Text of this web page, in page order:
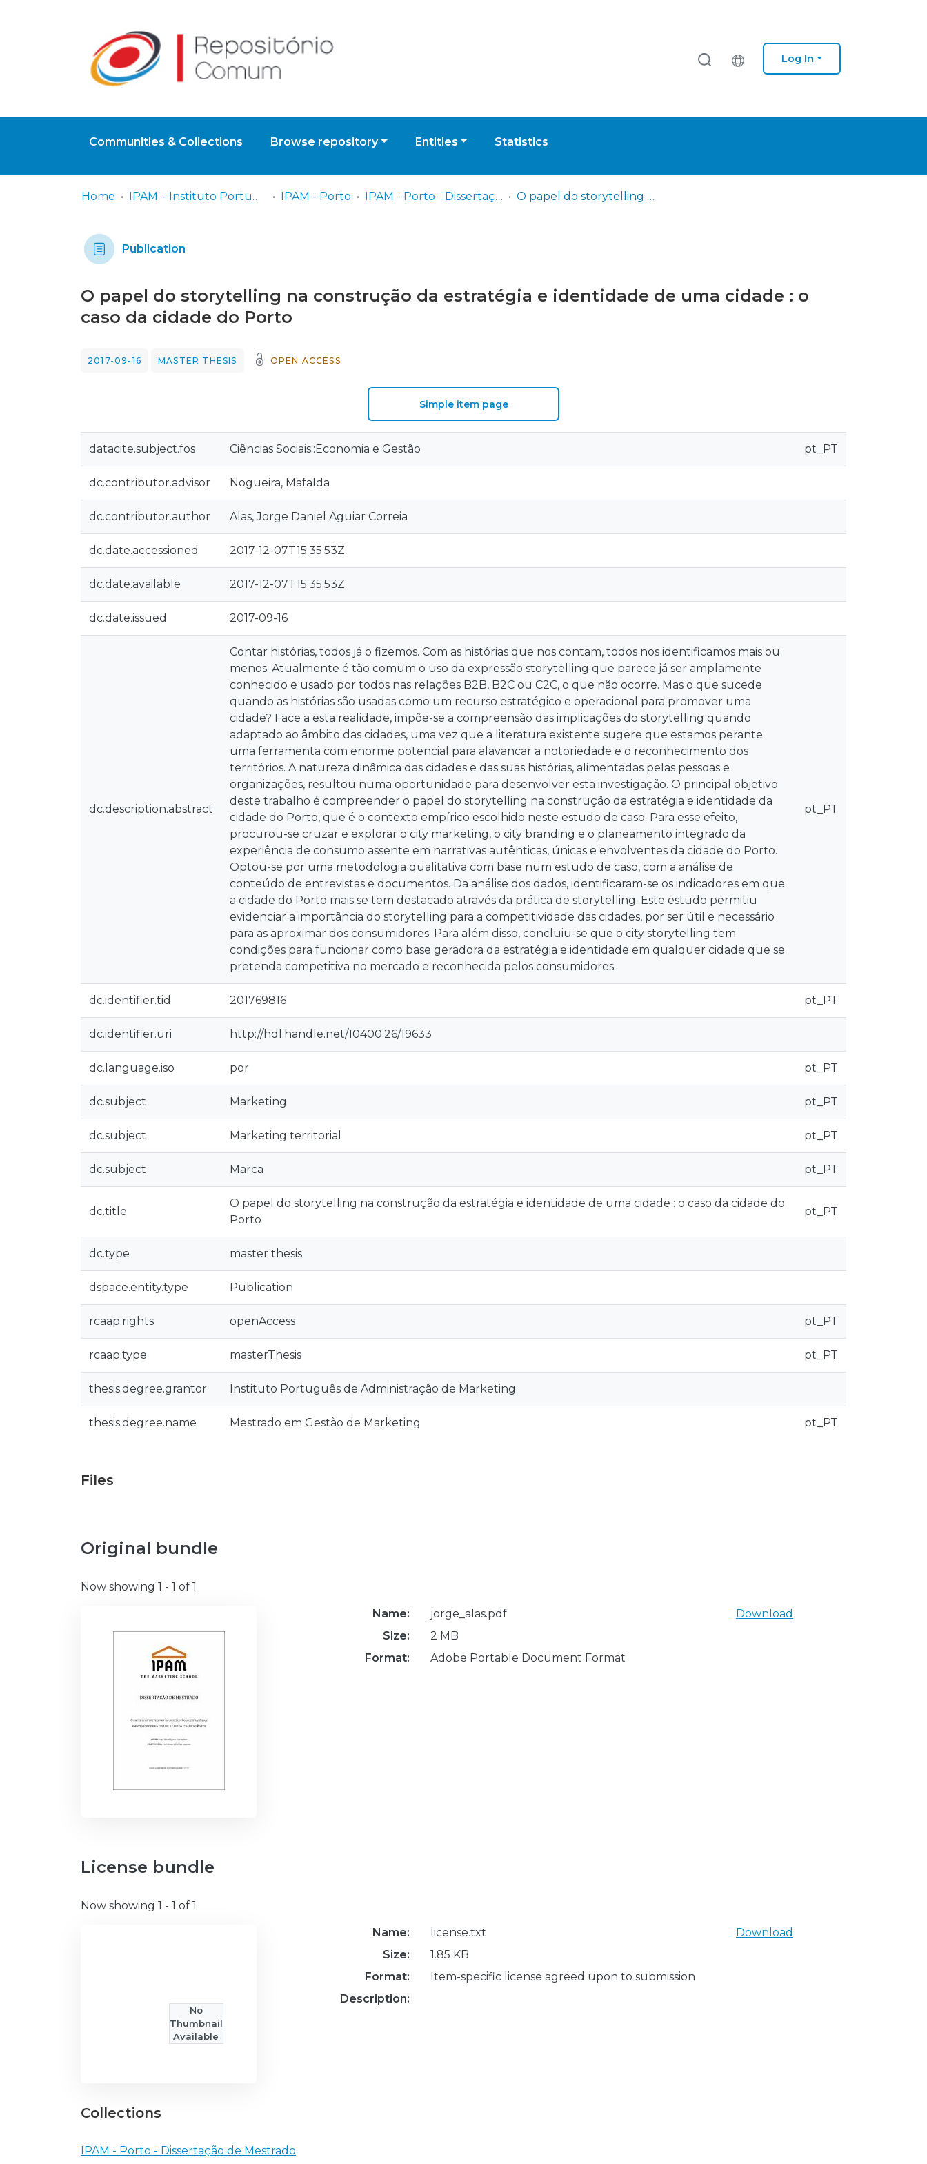
Log In
Communities & Collections Browse repository Entities Statistics
Home IPAM – Instituto Português de Administração de Marketing IPAM - Porto IPAM - Porto - Dissertação de Mestrado O papel do storytelling na construção da estratégia e identidade de uma cidade : o caso da cidade do Porto
Publication
O papel do storytelling na construção da estratégia e identidade de uma cidade : o
caso da cidade do Porto
2017-09-16 MASTER THESIS OPEN ACCESS
Simple item page
datacite.subject.fos Ciências Sociais::Economia e Gestão pt_PT
dc.contributor.advisor Nogueira, Mafalda
dc.contributor.author Alas, Jorge Daniel Aguiar Correia
dc.date.accessioned 2017-12-07T15:35:53Z
dc.date.available 2017-12-07T15:35:53Z
dc.date.issued 2017-09-16
dc.description.abstract
Contar histórias, todos já o fizemos. Com as histórias que nos contam, todos nos identificamos mais ou
menos. Atualmente é tão comum o uso da expressão storytelling que parece já ser amplamente
conhecido e usado por todos nas relações B2B, B2C ou C2C, o que não ocorre. Mas o que sucede
quando as histórias são usadas como um recurso estratégico e operacional para promover uma
cidade? Face a esta realidade, impõe-se a compreensão das implicações do storytelling quando
adaptado ao âmbito das cidades, uma vez que a literatura existente sugere que estamos perante
uma ferramenta com enorme potencial para alavancar a notoriedade e o reconhecimento dos
territórios. A natureza dinâmica das cidades e das suas histórias, alimentadas pelas pessoas e
organizações, resultou numa oportunidade para desenvolver esta investigação. O principal objetivo
deste trabalho é compreender o papel do storytelling na construção da estratégia e identidade da
cidade do Porto, que é o contexto empírico escolhido neste estudo de caso. Para esse efeito,
procurou-se cruzar e explorar o city marketing, o city branding e o planeamento integrado da
experiência de consumo assente em narrativas autênticas, únicas e envolventes da cidade do Porto.
Optou-se por uma metodologia qualitativa com base num estudo de caso, com a análise de
conteúdo de entrevistas e documentos. Da análise dos dados, identificaram-se os indicadores em que
a cidade do Porto mais se tem destacado através da prática de storytelling. Este estudo permitiu
evidenciar a importância do storytelling para a competitividade das cidades, por ser útil e necessário
para as aproximar dos consumidores. Para além disso, concluiu-se que o city storytelling tem
condições para funcionar como base geradora da estratégia e identidade em qualquer cidade que se
pretenda competitiva no mercado e reconhecida pelos consumidores.
pt_PT
dc.identifier.tid 201769816 pt_PT
dc.identifier.uri http://hdl.handle.net/10400.26/19633
dc.language.iso por pt_PT
dc.subject Marketing pt_PT
dc.subject Marketing territorial pt_PT
dc.subject Marca pt_PT
dc.title
O papel do storytelling na construção da estratégia e identidade de uma cidade : o caso da cidade do
Porto
pt_PT
dc.type master thesis
dspace.entity.type Publication
rcaap.rights openAccess pt_PT
rcaap.type masterThesis pt_PT
thesis.degree.grantor Instituto Português de Administração de Marketing
thesis.degree.name Mestrado em Gestão de Marketing pt_PT
Files
Original bundle
Now showing 1 - 1 of 1
Name:
jorge_alas.pdf
Size:
2 MB
Format:
Adobe Portable Document Format
Download
License bundle
Now showing 1 - 1 of 1
No
Thumbnail
Available
Name:
license.txt
Size:
1.85 KB
Format:
Item-specific license agreed upon to submission
Description:
Download
Collections
IPAM - Porto - Dissertação de Mestrado